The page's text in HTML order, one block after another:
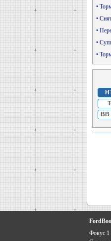
•
•
•
•
•
BB
Фокус 1